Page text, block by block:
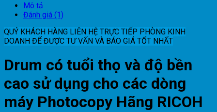
Mô tả
Đánh giá (1)
QUÝ KHÁCH HÀNG LIÊN HỆ TRỰC TIẾP PHÒNG KINH
DOANH ĐỂ ĐƯỢC TƯ VẤN VÀ BÁO GIÁ TỐT NHẤT
Drum có tuổi thọ và độ bền
cao sử dụng cho các dòng
máy Photocopy Hãng RICOH